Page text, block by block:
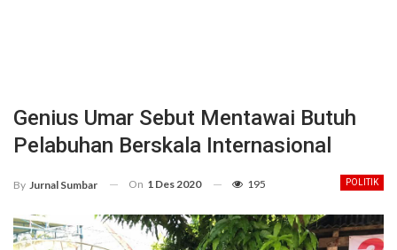
Genius Umar Sebut Mentawai Butuh
Pelabuhan Berskala Internasional
POLITIK
By Jurnal Sumbar On 1 Des 2020 195